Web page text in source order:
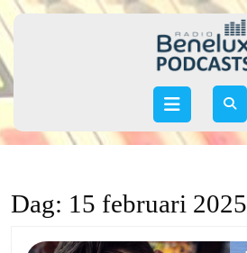
Skip
to
Open
Dag: 15 februari 2025